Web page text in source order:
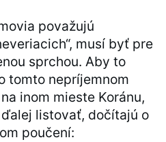
považujú
musí byť pre
sprchou. Aby to
tomto nepríjemnom
inom mieste Koránu,
listovať, dočítajú o
poučení: